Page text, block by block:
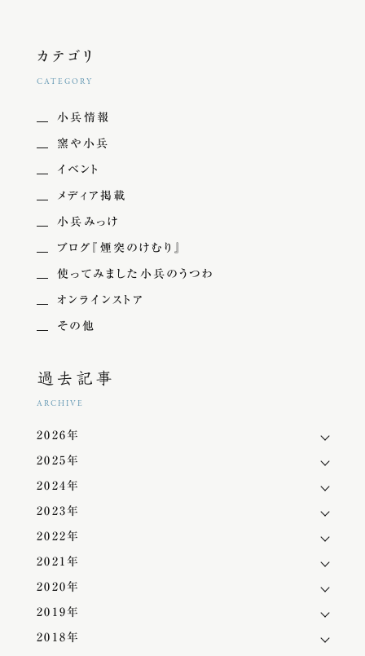
カテゴリ
CATEGORY
小兵情報
窯や小兵
イベント
メディア掲載
小兵みっけ
ブログ『煙突のけむり』
使ってみました小兵のうつわ
オンラインストア
その他
過去記事
ARCHIVE
2026年
2025年
2024年
2023年
2022年
2021年
2020年
2019年
2018年